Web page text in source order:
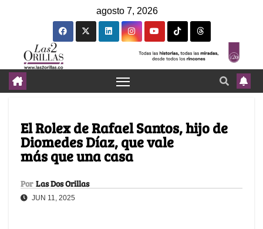
agosto 7, 2026
El Rolex de Rafael Santos, hijo de
Diomedes Díaz, que vale
más que una casa
Por Las Dos Orillas
JUN 11, 2025